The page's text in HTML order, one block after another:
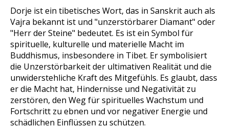
Dorje ist ein tibetisches Wort, das in Sanskrit auch als
Vajra bekannt ist und "unzerstörbarer Diamant" oder
"Herr der Steine" bedeutet. Es ist ein Symbol für
spirituelle, kulturelle und materielle Macht im
Buddhismus, insbesondere in Tibet. Er symbolisiert
die Unzerstörbarkeit der ultimativen Realität und die
unwiderstehliche Kraft des Mitgefühls. Es glaubt, dass
er die Macht hat, Hindernisse und Negativität zu
zerstören, den Weg für spirituelles Wachstum und
Fortschritt zu ebnen und vor negativer Energie und
schädlichen Einflüssen zu schützen.